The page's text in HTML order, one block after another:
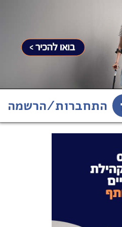
התחברות/הרשמה
1